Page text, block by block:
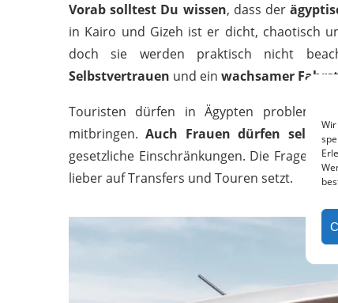
Vorab solltest Du wissen, dass der
in Kairo und Gizeh ist er dicht, chaotisch
doch sie werden praktisch nicht
Selbstvertrauen und ein wachsamer
Touristen dürfen in Ägypten
mitbringen.Auch Frauen dürfen
gesetzliche Einschränkungen. Die Frage
lieber auf Transfers und Touren setzt.